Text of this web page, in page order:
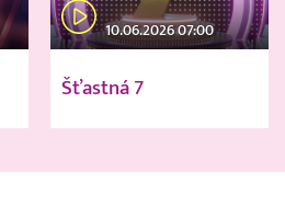
10.06.2026 07:00
Šťastná 7